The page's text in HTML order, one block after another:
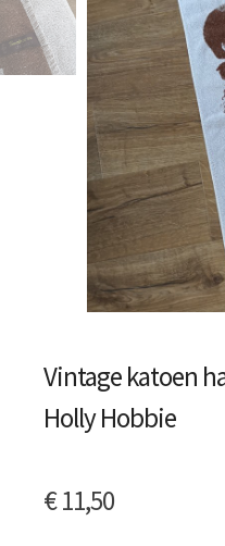
Vintage katoen
Holly Hobbie
€11,50